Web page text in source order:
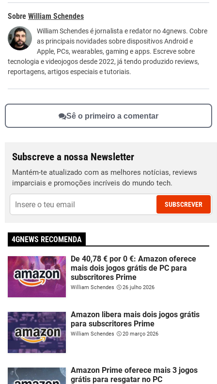
Este conteúdo contém informação incorreta
Este conteúdo não tem a informação que procuro
Outro
William Schendes
William Schendes é jornalista e redator no 4gnews. Cobre
as principais novidades sobre dispositivos Android e
Apple, PCs, wearables, gaming e apps. Escreve sobre
tecnologia e videojogos desde 2022, já tendo produzido reviews,
reportagens, artigos especiais e tutoriais.
Sê o primeiro a comentar
Subscreve a nossa Newsletter
Mantém-te atualizado com as melhores notícias, reviews
imparciais e promoções incríveis do mundo tech.
SUBSCREVER
4GNEWS RECOMENDA
De 40,78 € por 0 €: Amazon oferece
mais dois jogos grátis de PC para
subscritores Prime
William Schendes 26 julho 2026
Amazon libera mais dois jogos grátis
para subscritores Prime
William Schendes 20 março 2026
Amazon Prime oferece mais 3 jogos
grátis para resgatar no PC